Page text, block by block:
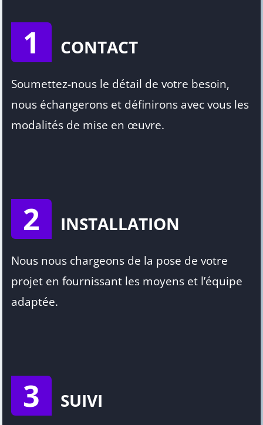
1 CONTACT
Soumettez-nous le détail de votre besoin,
nous échangerons et définirons avec vous les
modalités de mise en œuvre.
2 INSTALLATION
Nous nous chargeons de la pose de votre
projet en fournissant les moyens et l’équipe
adaptée.
3 SUIVI